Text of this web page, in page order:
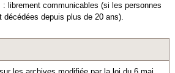
: librement communicables (si les personnes
décédées depuis plus de 20 ans).